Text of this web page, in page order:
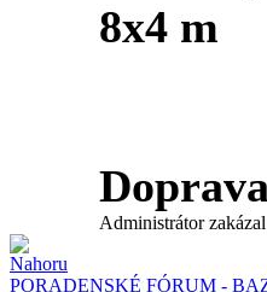
8x4 m
Administrátor
PORADENSKÉ FÓRUM -